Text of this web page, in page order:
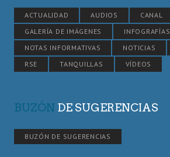
ACTUALIDAD AUDIOS
CANAL
GALERÍA DE IMÁGENES
INFOGRAFÍAS
NOTAS INFORMATIVAS
NOTICIAS
RSE
TANQUILLAS VÍDEOS
BUZÓN DE SUGERENCIAS
BUZÓN DE SUGERENCIAS